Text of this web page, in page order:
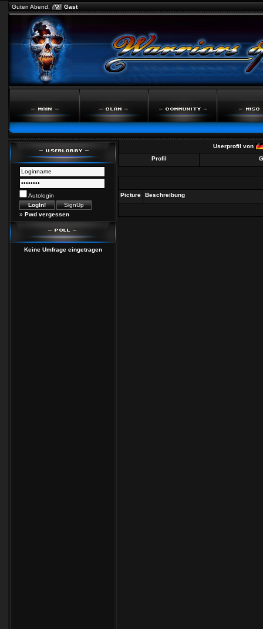
Guten Abend, Gast
Autologin
» Pwd vergessen
Keine Umfrage eingetragen
Userprofil von
Profil
Picture Beschreibung